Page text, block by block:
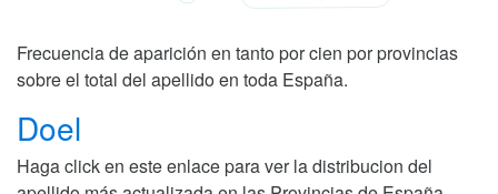
Frecuencia de aparición en tanto por cien por provincias
sobre el total del apellido en toda España.
Doel
Haga click en este enlace para ver la distribucion del